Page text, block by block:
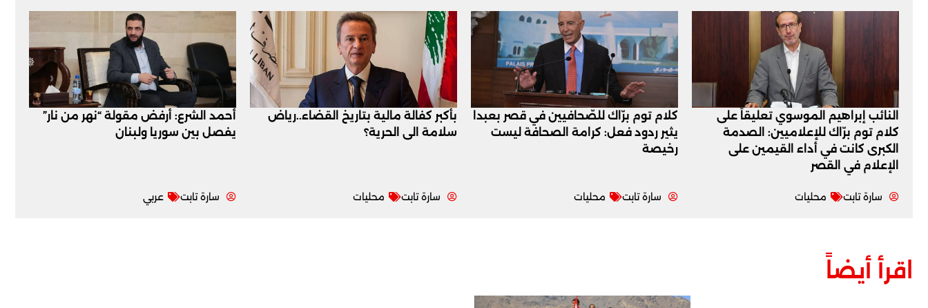
النائب إبراهيم الموسوي تعليقاً على
كلام توم برّاك للإعلاميين: الصدمة
الكبرى كانت في أداء القيمين على
‏الإعلام في القصر
سارة تابت محليات
كلام توم برّاك للصّحافيين في قصر بعبدا
يثير ردود فعل: كرامة الصحافة ليست
رخيصة
سارة تابت محليات
بأكبر كفالة مالية بتاريخ القضاء..رياض
سلامة الى الحرية؟
سارة تابت محليات
أحمد الشرع: أرفض مقولة “نهر من نار”
يفصل بين سوريا ولبنان
سارة تابت عربي
اقرأ أيضاً